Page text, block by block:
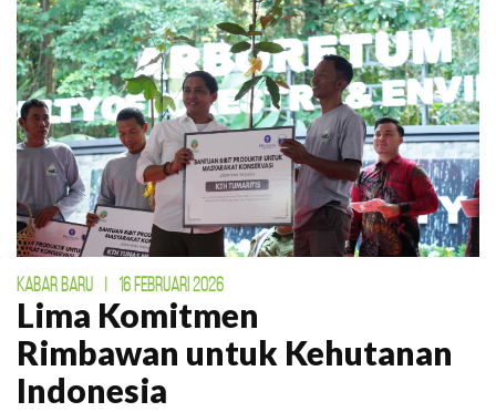
KABAR BARU 16 FEBRUARI 2026
Lima Komitmen
Rimbawan untuk Kehutanan
Indonesia